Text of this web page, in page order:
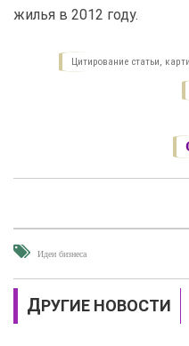
жилья в 2012 году.
Цитирование статьи,
Идеи бизнеса
ДРУГИЕ НОВОСТИ